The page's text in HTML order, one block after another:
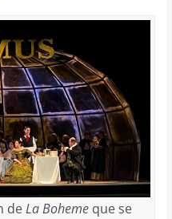
deLa Bohemeque se